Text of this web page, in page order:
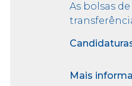
As bolsas
Mais